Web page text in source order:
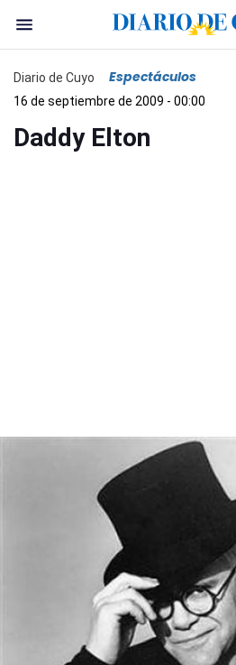
Diario de Cuyo Espectáculos
16 de septiembre de 2009 - 00:00
Daddy Elton